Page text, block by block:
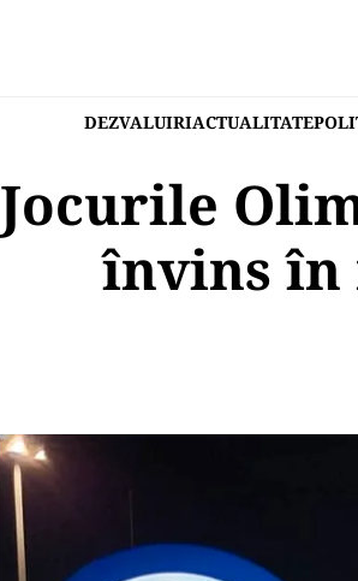
DEZVALUIRIACTUALITATE
Jocurile
învins în